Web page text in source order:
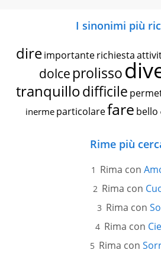
I sinonimi più
dire importante richiesta
dolce prolisso
tranquillodifficile
inerme particolarefare bello
Rime più
Rima con
Rima con
Rima con
Rima con
Rima con